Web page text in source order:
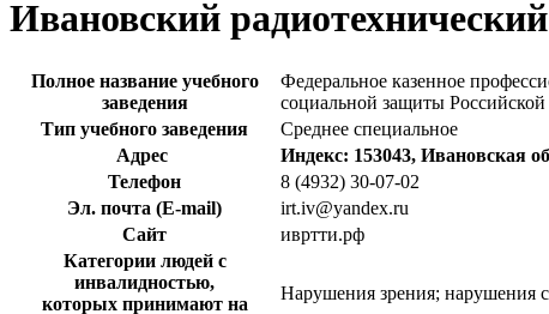
Ивановский
Полное название учебного
заведения
Федеральное казенное
социальной защиты
Тип учебного заведения
Среднее специальное
Адрес
Индекс: 153043, Ивановская
Телефон
8 (4932) 30-07-02
Эл. почта (E-mail)
irt.iv@yandex.ru
Сайт
ивртти.рф
Категории людей с
инвалидностью,
которых принимают на
Нарушения зрения; нарушения